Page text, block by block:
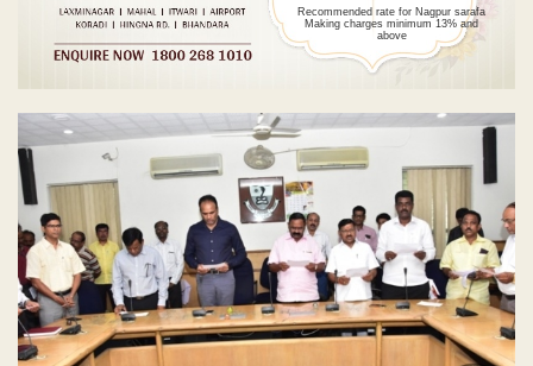
Recommended rate for Nagpur sarafa
Making charges minimum 13% and
above